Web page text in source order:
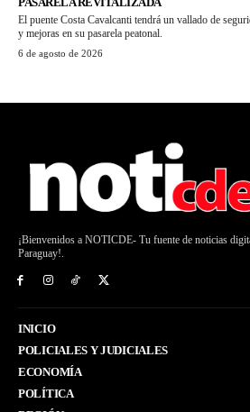
El puente Costa Cavalcanti tendrá un vallado de
y mejoras en su pasarela peatonal.
6 de agosto de 2026
¡Bienvenidos a NOTICDE- Tu fuente de noticias
Paraguay!.
INICIO
POLICIALES Y JUDICIALES
ECONOMÍA
POLÍTICA